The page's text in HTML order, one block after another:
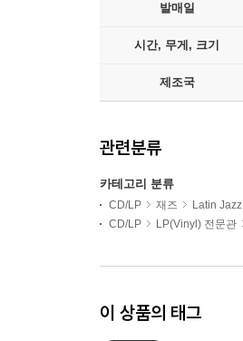
발매일
시간, 무게, 크기
제조국
관련분류
카테고리 분류
CD/LP 재즈 Latin Jazz
CD/LP
LP(Vinyl) 전문관
이 상품의 태그